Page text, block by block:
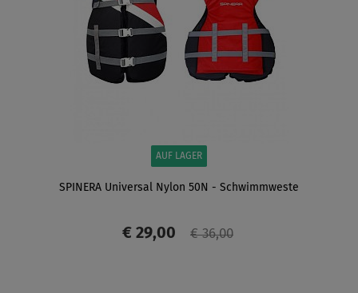
AUF LAGER
SPINERA Universal Nylon 50N - Schwimmweste
€ 29,00 € 36,00